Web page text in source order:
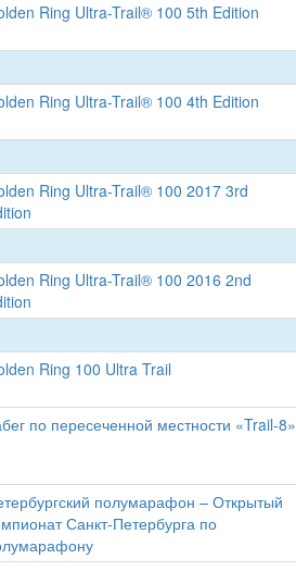
Ring Ultra-Trail® 100 5th Edition
Ring Ultra-Trail® 100 4th Edition
Ring Ultra-Trail® 100 2017 3rd
Ring Ultra-Trail® 100 2016 2nd
Ring 100 Ultra Trail
по пересеченной местности «Trail-8»
полумарафон – Открытый
Санкт-Петербурга по